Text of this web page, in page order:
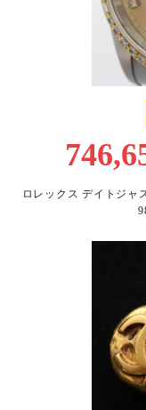
ロレックス デイトジャ